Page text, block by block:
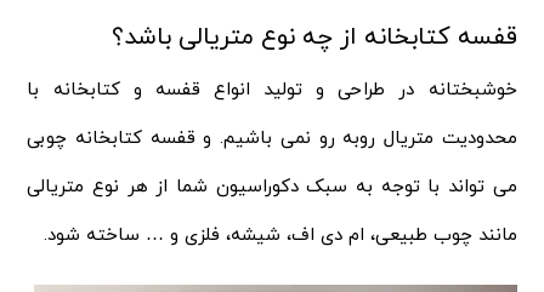
قفسه کتابخانه از چه نوع متریالی باشد؟
خوشبختانه در طراحی و تولید انواع قفسه و کتابخانه با
محدودیت متریال روبه رو نمی باشیم. و قفسه کتابخانه چوبی
می تواند با توجه به سبک دکوراسیون شما از هر نوع متریالی
مانند چوب طبیعی، ام دی اف، شیشه، فلزی و … ساخته شود.